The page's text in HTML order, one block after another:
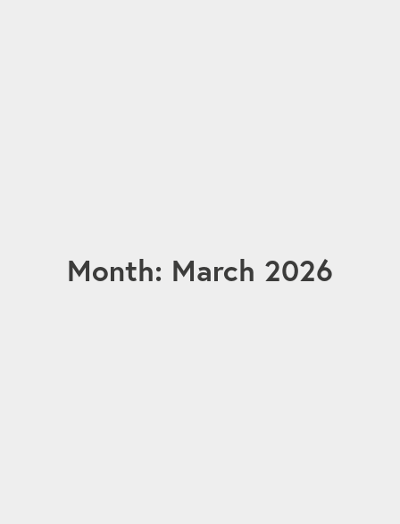
Month: March 2026